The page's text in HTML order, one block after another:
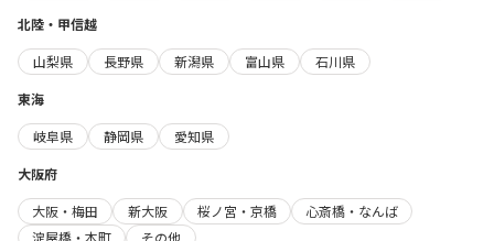
北陸・甲信越
山梨県
長野県 新潟県 富山県
石川県
東海
岐阜県
静岡県
愛知県
大阪府
大阪・梅田
新大阪 桜ノ宮・京橋
心斎橋・なんば
淀屋橋・本町
その他